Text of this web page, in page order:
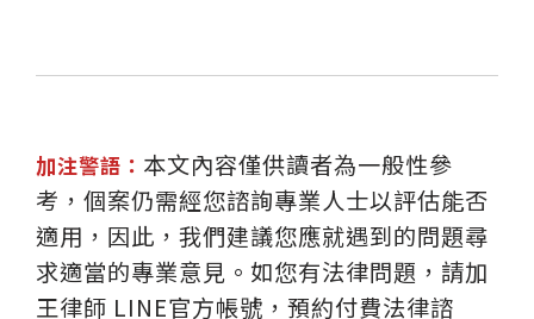
加注警語： 本文內容僅供讀者為一般性參
考，個案仍需經您諮詢專業人士以評估能否
適用，因此，我們建議您應就遇到的問題尋
求適當的專業意見。如您有法律問題，請加
王律師 LINE官方帳號，預約付費法律諮